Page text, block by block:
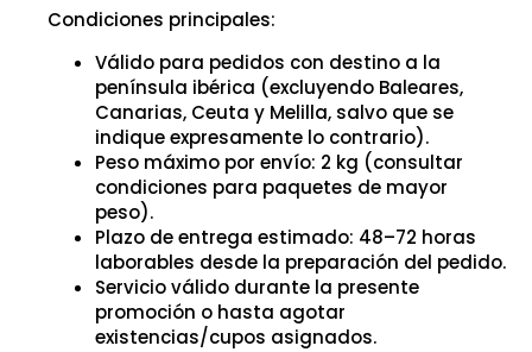
Condiciones principales:
Válido para pedidos con destino a la
península ibérica (excluyendo Baleares,
Canarias, Ceuta y Melilla, salvo que se
indique expresamente lo contrario).
Peso máximo por envío: 2 kg (consultar
condiciones para paquetes de mayor
peso).
Plazo de entrega estimado: 48–72 horas
laborables desde la preparación del pedido.
Servicio válido durante la presente
promoción o hasta agotar
existencias/cupos asignados.